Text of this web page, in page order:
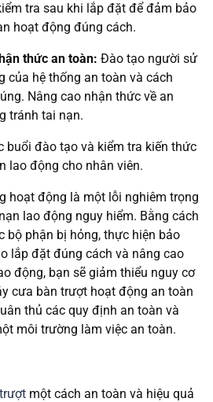
tra sau khi lắp đặt để đảm bảo
hoạt động đúng cách.
thức an toàn: Đào tạo người sử
của hệ thống an toàn và cách
Nâng cao nhận thức về an
tránh tai nạn.
buổi đào tạo và kiểm tra kiến thức
lao động cho nhân viên.
hoạt động là một lỗi nghiêm trọng
lao động nguy hiểm. Bằng cách
bộ phận bị hỏng, thực hiện bảo
lắp đặt đúng cách và nâng cao
động, bạn sẽ giảm thiểu nguy cơ
cưa bàn trượt hoạt động an toàn
thủ các quy định an toàn và
môi trường làm việc an toàn.
một cách an toàn và hiệu quả